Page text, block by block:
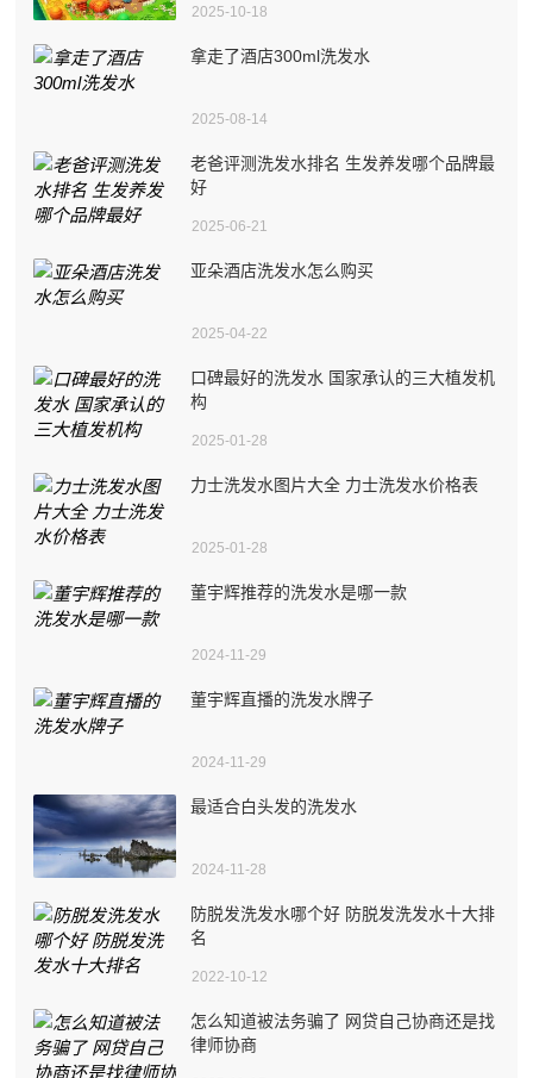
2025-10-18
拿走了酒店300ml洗发水
2025-08-14
老爸评测洗发水排名 生发养发哪个品牌最
好
2025-06-21
亚朵酒店洗发水怎么购买
2025-04-22
口碑最好的洗发水 国家承认的三大植发机
构
2025-01-28
力士洗发水图片大全 力士洗发水价格表
2025-01-28
董宇辉推荐的洗发水是哪一款
2024-11-29
董宇辉直播的洗发水牌子
2024-11-29
最适合白头发的洗发水
2024-11-28
防脱发洗发水哪个好 防脱发洗发水十大排
名
2022-10-12
怎么知道被法务骗了 网贷自己协商还是找
律师协商